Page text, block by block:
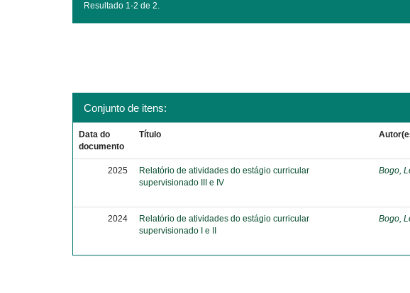
Resultado 1-2 de 2.
Conjunto de itens:
Data do
documento
Título
2025
Relatório de atividades do estágio curricular
supervisionado III e IV
Bogo,
2024
Relatório de atividades do estágio curricular
supervisionado I e II
Bogo,